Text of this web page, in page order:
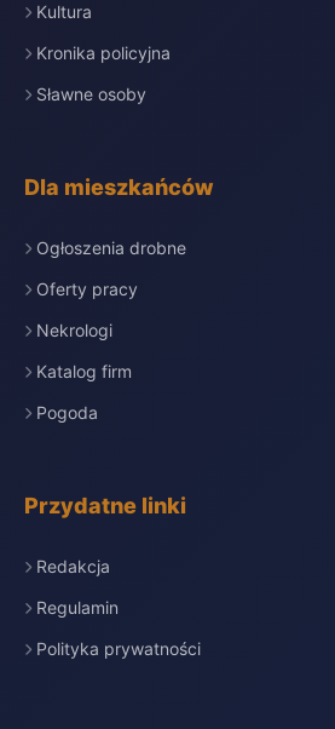
Kultura
Kronika policyjna
Sławne osoby
Dla mieszkańców
Ogłoszenia drobne
Oferty pracy
Nekrologi
Katalog firm
Pogoda
Przydatne linki
Redakcja
Regulamin
Polityka prywatności